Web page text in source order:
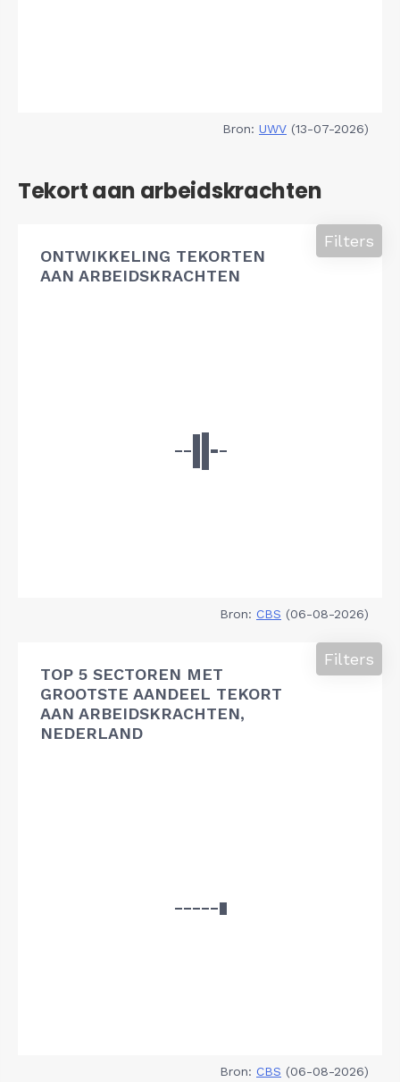
Bron: UWV (13-07-2026)
Tekort aan arbeidskrachten
ONTWIKKELING TEKORTEN
AAN ARBEIDSKRACHTEN
Filters
Bron: CBS (06-08-2026)
TOP 5 SECTOREN MET
GROOTSTE AANDEEL TEKORT
AAN ARBEIDSKRACHTEN,
NEDERLAND
Filters
Bron: CBS (06-08-2026)